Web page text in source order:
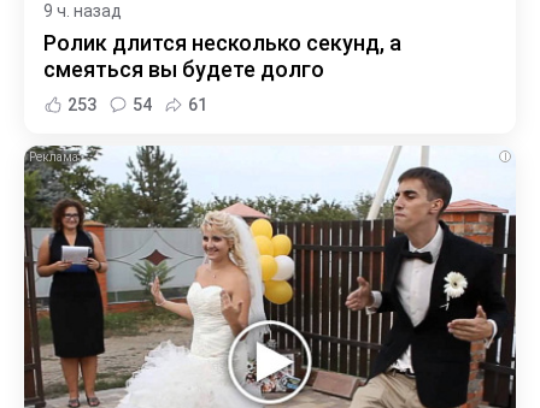
9 ч. назад
Ролик длится несколько секунд, а
смеяться вы будете долго
253 54 61
i